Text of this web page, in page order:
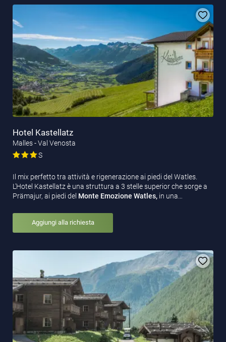
Hotel Kastellatz
Malles - Val Venosta
S
Il mix perfetto tra attività e rigenerazione ai piedi del Watles.
L’Hotel Kastellatz è una struttura a 3 stelle superior che sorge a
Prämajur, ai piedi del Monte Emozione Watles, in una…
Aggiungi alla richiesta